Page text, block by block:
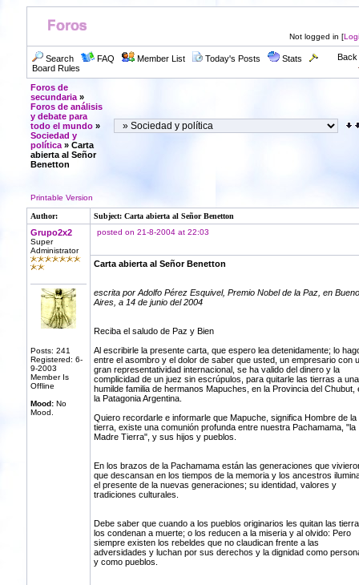
Not logged in [
Search FAQ Member List Today's Posts
Stats
Board Rules
Back
Foros de
secundaria»
Foros de análisis
y debate para
todo el mundo»
Sociedad y
política» Carta
abierta al Señor
Benetton
Printable Version
Author: Subject: Carta abierta al Señor Benetton
Grupo2x2
Super
Administrator
Posts: 241
Registered: 6-
9-2003
Member Is
Offline
Mood:No
Mood.
posted on 21-8-2004 at 22:03
Carta abierta al Señor Benetton
escrita por Adolfo Pérez Esquivel, Premio Nobel de la Paz, en
Aires, a 14 de junio del 2004
Reciba el saludo de Paz y Bien
Al escribirle la presente carta, que espero lea detenidamente; lo
entre el asombro y el dolor de saber que usted, un empresario con
gran representatividad internacional, se ha valido del dinero y la
complicidad de un juez sin escrúpulos, para quitarle las tierras a una
humilde familia de hermanos Mapuches, en la Provincia del Chubut,
la Patagonia Argentina.
Quiero recordarle e informarle que Mapuche, significa Hombre de la
tierra, existe una comunión profunda entre nuestra Pachamama, "la
Madre Tierra", y sus hijos y pueblos.
En los brazos de la Pachamama están las generaciones que
que descansan en los tiempos de la memoria y los ancestros
el presente de la nuevas generaciones; su identidad, valores y
tradiciones culturales.
Debe saber que cuando a los pueblos originarios les quitan las
los condenan a muerte; o los reducen a la miseria y al olvido: Pero
siempre existen los rebeldes que no claudican frente a las
adversidades y luchan por sus derechos y la dignidad como
y como pueblos.